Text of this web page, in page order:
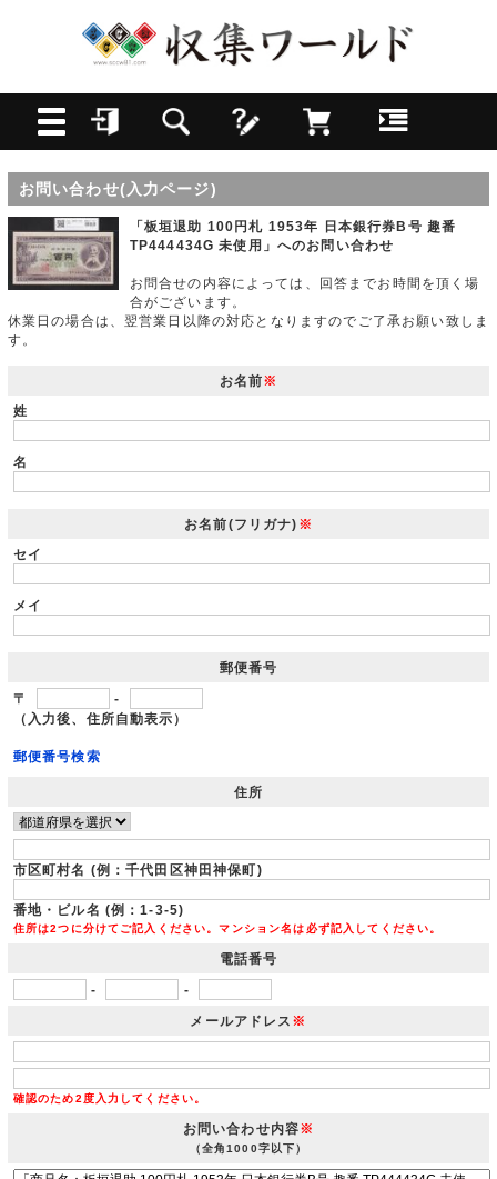
お問い合わせ(入力ページ)
「板垣退助 100円札 1953年 日本銀行券B号 趣番
TP444434G 未使用」へのお問い合わせ
お問合せの内容によっては、回答までお時間を頂く場
合がございます。
休業日の場合は、翌営業日以降の対応となりますのでご了承お願い致しま
す。
お名前※
姓
名
お名前(フリガナ) ※
セイ
メイ
郵便番号
〒
-
（入力後、住所自動表示）
郵便番号検索
住所
市区町村名 (例：千代田区神田神保町)
番地・ビル名 (例：1-3-5)
住所は2つに分けてご記入ください。マンション名は必ず記入してください。
電話番号
- -
メールアドレス ※
確認のため2度入力してください。
お問い合わせ内容※
（全角1000字以下）